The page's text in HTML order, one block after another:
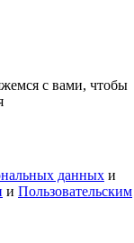
с вами, чтобы
данных и
и Пользовательским